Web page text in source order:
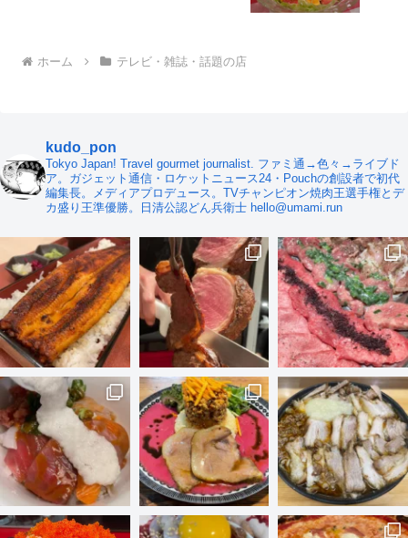
ホーム テレビ・雑誌・話題の店
kudo_pon
Tokyo Japan! Travel gourmet journalist. ファミ通→色々→ライブド
ア。ガジェット通信・ロケットニュース24・Pouchの創設者で初代
編集長。メディアプロデュース。TVチャンピオン焼肉王選手権とデ
カ盛り王準優勝。日清公認どん兵衛士 hello@umami.run